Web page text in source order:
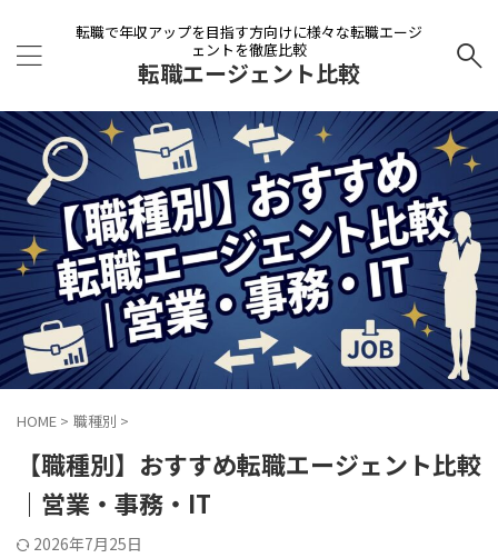
転職で年収アップを目指す方向けに様々な転職エージ
ェントを徹底比較
転職エージェント比較
HOME > 職種別 >
【職種別】おすすめ転職エージェント比較
｜営業・事務・IT
2026年7月25日